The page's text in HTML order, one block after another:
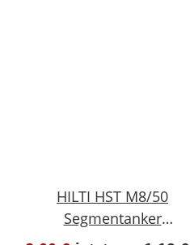
HILTI HST M8/50
Segmentanker
Dübeltechnik